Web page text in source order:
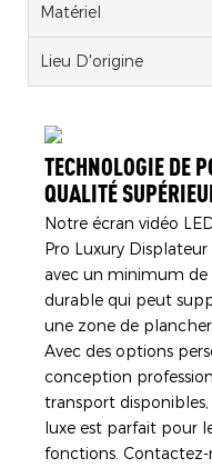
Matériel
Lieu D'origine
TECHNOLOGIE DE
QUALITÉ
Notre écran vidéo
Pro Luxury
avec un minimum
durable qui peut
une zone de
Avec des options
conception
transport
luxe est parfait pour
fonctions.